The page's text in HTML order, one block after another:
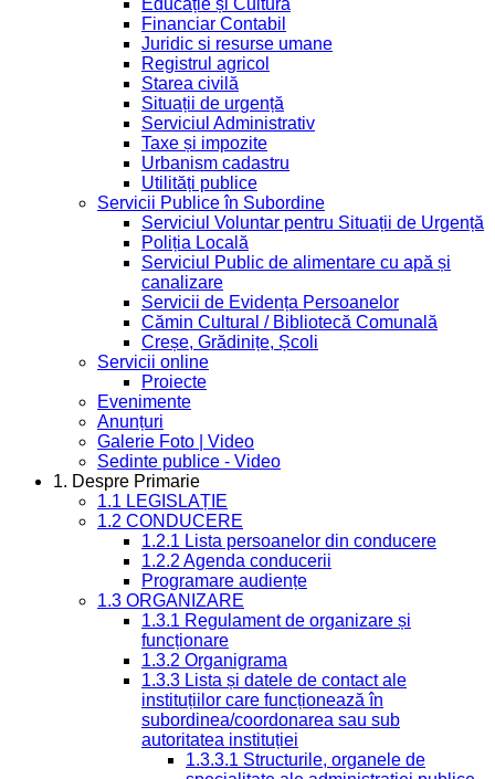
Educație și Cultură
Financiar Contabil
Juridic si resurse umane
Registrul agricol
Starea civilă
Situații de urgență
Serviciul Administrativ
Taxe și impozite
Urbanism cadastru
Utilități publice
Servicii Publice în Subordine
Serviciul Voluntar pentru Situații de Urgență
Poliția Locală
Serviciul Public de alimentare cu apă și
canalizare
Servicii de Evidența Persoanelor
Cămin Cultural / Bibliotecă Comunală
Creșe, Grădinițe, Școli
Servicii online
Proiecte
Evenimente
Anunțuri
Galerie Foto | Video
Sedinte publice - Video
1. Despre Primarie
1.1 LEGISLAȚIE
1.2 CONDUCERE
1.2.1 Lista persoanelor din conducere
1.2.2 Agenda conducerii
Programare audiențe
1.3 ORGANIZARE
1.3.1 Regulament de organizare și
funcționare
1.3.2 Organigrama
1.3.3 Lista și datele de contact ale
instituțiilor care funcționează în
subordinea/coordonarea sau sub
autoritatea instituției
1.3.3.1 Structurile, organele de